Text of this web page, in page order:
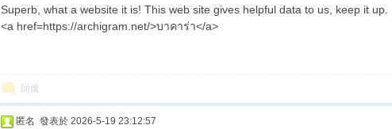
Superb, what a website it is! This web site gives helpful data to us, keep it up.
<a href=https://archigram.net/>บาคาร่า</a>
回復
匿名 發表於 2026-5-19 23:12:57